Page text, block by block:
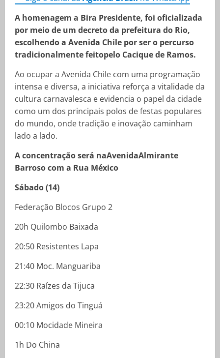
A homenagem a Bira Presidente, foi oficializada
por meio de um decreto da prefeitura do Rio,
escolhendo a Avenida Chile por ser o percurso
tradicionalmente feitopelo Cacique de Ramos.
Ao ocupar a Avenida Chile com uma programação
intensa e diversa, a iniciativa reforça a vitalidade da
cultura carnavalesca e evidencia o papel da cidade
como um dos principais polos de festas populares
do mundo, onde tradição e inovação caminham
lado a lado.
A concentração será naAvenidaAlmirante
Barroso com a Rua México
Sábado (14)
Federação Blocos Grupo 2
20h Quilombo Baixada
20:50 Resistentes Lapa
21:40 Moc. Manguariba
22:30 Raízes da Tijuca
23:20 Amigos do Tinguá
00:10 Mocidade Mineira
1h Do China